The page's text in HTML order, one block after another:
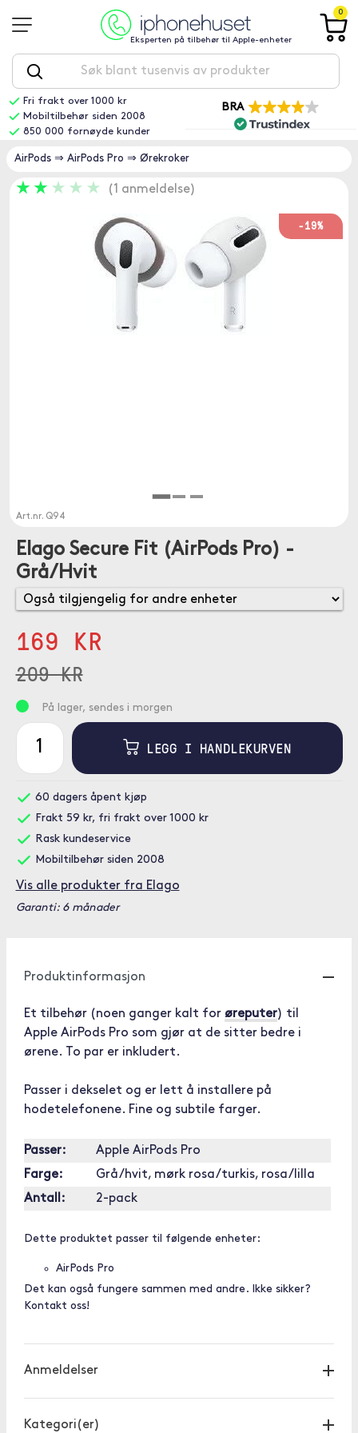
Eksperten på tilbehør til Apple-enheter
0
Fri frakt over 1000 kr
Mobiltilbehør siden 2008
850 000 fornøyde kunder
BRA
AirPods ⇒ AirPods Pro ⇒ Ørekroker
1 anmeldelse
-19%
Art.nr. Q94
Elago Secure Fit (AirPods Pro) -
Grå/Hvit
169 KR
209 KR
På lager, sendes i morgen
LEGG I HANDLEKURVEN
60 dagers åpent kjøp
Frakt 59 kr, fri frakt over 1000 kr
Rask kundeservice
Mobiltilbehør siden 2008
Vis alle produkter fra Elago
Garanti: 6 månader
Produktinformasjon
Et tilbehør (noen ganger kalt for øreputer) til
Apple AirPods Pro som gjør at de sitter bedre i
ørene. To par er inkludert.
Passer i dekselet og er lett å installere på
hodetelefonene. Fine og subtile farger.
Passer:
Apple AirPods Pro
Farge:
Grå/hvit, mørk rosa/turkis, rosa/lilla
Antall:
2-pack
Dette produktet passer til følgende enheter:
AirPods Pro
Det kan også fungere sammen med andre. Ikke sikker?
Kontakt oss!
Anmeldelser
Kategori(er)